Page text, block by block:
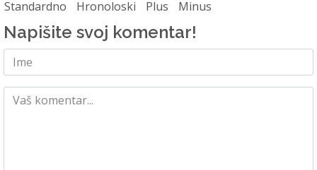
Standardno Hronoloski Plus Minus
Napišite svoj komentar!